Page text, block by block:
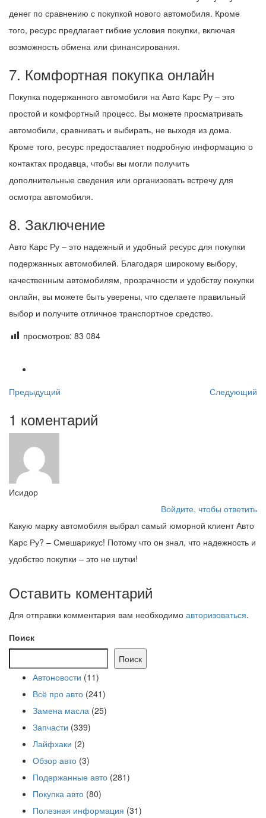
денег по сравнению с покупкой нового автомобиля. Кроме
того, ресурс предлагает гибкие условия покупки, включая
возможность обмена или финансирования.
7. Комфортная покупка онлайн
Покупка подержанного автомобиля на Авто Карс Ру – это
простой и комфортный процесс. Вы можете просматривать
автомобили, сравнивать и выбирать, не выходя из дома.
Кроме того, ресурс предоставляет подробную информацию о
контактах продавца, чтобы вы могли получить
дополнительные сведения или организовать встречу для
осмотра автомобиля.
8. Заключение
Авто Карс Ру – это надежный и удобный ресурс для покупки
подержанных автомобилей. Благодаря широкому выбору,
качественным автомобилям, прозрачности и удобству покупки
онлайн, вы можете быть уверены, что сделаете правильный
выбор и получите отличное транспортное средство.
просмотров: 83 084
Предыдущий Следующий
1 коментарий
Исидор
Войдите, чтобы ответить
Какую марку автомобиля выбрал самый юморной клиент Авто
Карс Ру? – Смешарикус! Потому что он знал, что надежность и
удобство покупки – это не шутки!
Оставить коментарий
Для отправки комментария вам необходимо авторизоваться.
Поиск
Поиск
Автоновости (11)
Всё про авто (241)
Замена масла (25)
Запчасти (339)
Лайфхаки (2)
Обзор авто (3)
Подержанные авто (281)
Покупка авто (80)
Полезная информация (31)